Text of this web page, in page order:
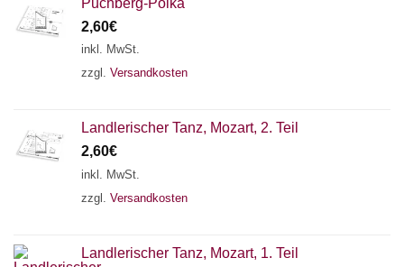
2,60€
inkl. MwSt.
zzgl. Versandkosten
Landlerischer Tanz, Mozart, 2. Teil
2,60€
inkl. MwSt.
zzgl. Versandkosten
Landlerischer Tanz, Mozart, 1. Teil